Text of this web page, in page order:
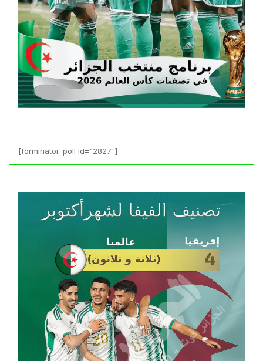
[forminator_poll id="2827"]